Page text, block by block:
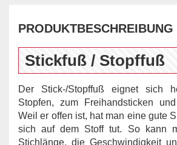
PRODUKTBESCHREIBUNG
Stickfuß / Stopffuß
Der Stick-/Stopffuß eignet sich
Stopfen, zum Freihandsticken
Weil er offen ist, hat man eine gute
sich auf dem Stoff tut. So kann
Stichlänge, die Geschwindigkeit